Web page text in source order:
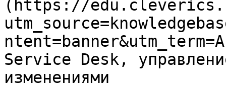
(https://
Service Desk,
изменениями